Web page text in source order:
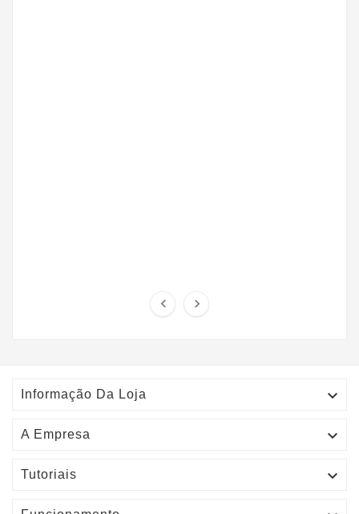
 
Informação Da Loja 
A Empresa 
Tutoriais 